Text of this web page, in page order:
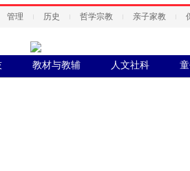
电子书
音像
时尚
母婴
管理 历史 哲学宗教 亲子家教
教材与教辅 人文社科
搜索